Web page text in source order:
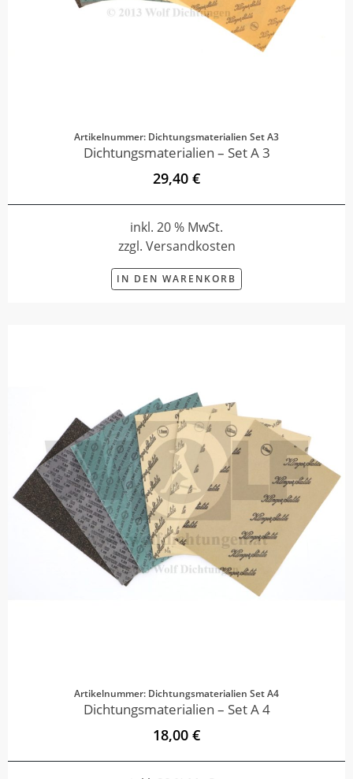
Artikelnummer: Dichtungsmaterialien Set A3
Dichtungsmaterialien – Set A 3
29,40 €
inkl. 20 % MwSt.
zzgl. Versandkosten
IN DEN WARENKORB
Artikelnummer: Dichtungsmaterialien Set A4
Dichtungsmaterialien – Set A 4
18,00 €